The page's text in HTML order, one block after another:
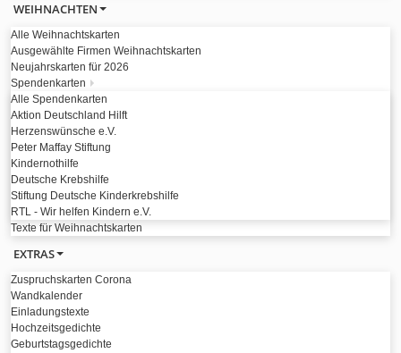
WEIHNACHTEN
Alle Weihnachtskarten
Ausgewählte Firmen Weihnachtskarten
Neujahrskarten für 2026
Spendenkarten
Alle Spendenkarten
Aktion Deutschland Hilft
Herzenswünsche e.V.
Peter Maffay Stiftung
Kindernothilfe
Deutsche Krebshilfe
Stiftung Deutsche Kinderkrebshilfe
RTL - Wir helfen Kindern e.V.
Texte für Weihnachtskarten
EXTRAS
Zuspruchskarten Corona
Wandkalender
Einladungstexte
Hochzeitsgedichte
Geburtstagsgedichte